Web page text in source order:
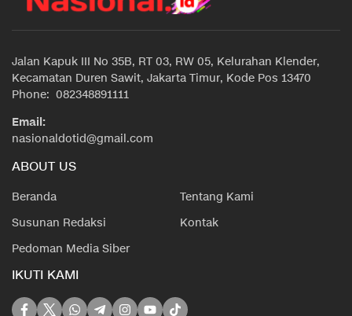
Jalan Kapuk III No 35B, RT 03, RW 05, Kelurahan Klender,
Kecamatan Duren Sawit, Jakarta Timur, Kode Pos 13470
Phone: 082348891111
Email:
nasionaldotid@gmail.com
ABOUT US
Beranda
Tentang Kami
Susunan Redaksi
Kontak
Pedoman Media Siber
IKUTI KAMI